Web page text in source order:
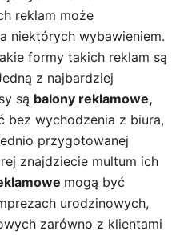
reklam może
niektórych wybawieniem.
formy takich reklam są
z najbardziej
są balony reklamowe,
bez wychodzenia z biura,
przygotowanej
znajdziecie multum ich
mogą być
urodzinowych,
zarówno z klientami